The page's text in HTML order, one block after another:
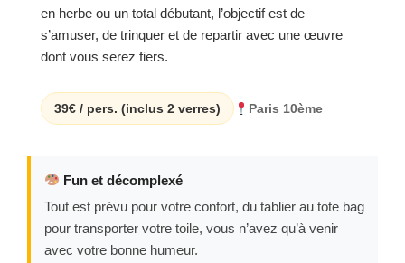
en herbe ou un total débutant, l’objectif est de
s’amuser, de trinquer et de repartir avec une œuvre
dont vous serez fiers.
39€ / pers. (inclus 2 verres) Paris 10ème
Fun et décomplexé
Tout est prévu pour votre confort, du tablier au tote bag
pour transporter votre toile, vous n’avez qu’à venir
avec votre bonne humeur.